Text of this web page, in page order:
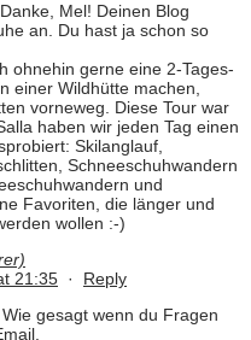
Mel! Deinen Blog
an. Du hast ja schon so
ohnehin gerne eine 2-Tages-
einer Wildhütte machen,
vorneweg. Diese Tour war
haben wir jeden Tag einen
Skilanglauf,
Schneeschuhwandern
und
Favoriten, die länger und
wollen :-)
21:35 · Reply
gesagt wenn du Fragen